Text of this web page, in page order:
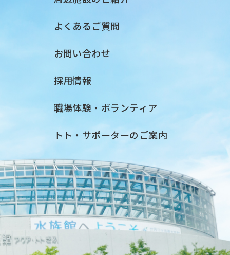
よくあるご質問
お問い合わせ
採用情報
職場体験・ボランティア
トト・サポーターのご案内